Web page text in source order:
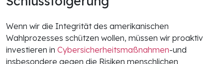
Wenn wir die Integrität des amerikanischen
Wahlprozesses schützen wollen, müssen wir proaktiv
investieren in Cybersicherheitsmaßnahmen-und
insbesondere gegen die Risiken menschlichen